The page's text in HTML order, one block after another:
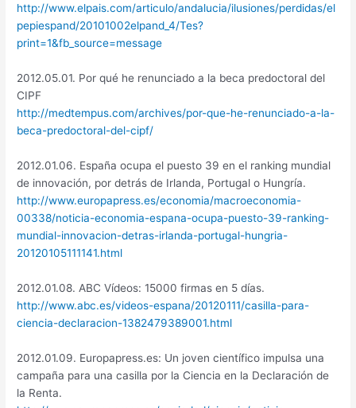
http://www.elpais.com/articulo/andalucia/ilusiones/perdidas/el
pepiespand/20101002elpand_4/Tes?
print=1&fb_source=message
2012.05.01. Por qué he renunciado a la beca predoctoral del
CIPF
http://medtempus.com/archives/por-que-he-renunciado-a-la-
beca-predoctoral-del-cipf/
2012.01.06. España ocupa el puesto 39 en el ranking mundial
de innovación, por detrás de Irlanda, Portugal o Hungría.
http://www.europapress.es/economia/macroeconomia-
00338/noticia-economia-espana-ocupa-puesto-39-ranking-
mundial-innovacion-detras-irlanda-portugal-hungria-
20120105111141.html
2012.01.08. ABC Vídeos: 15000 firmas en 5 días.
http://www.abc.es/videos-espana/20120111/casilla-para-
ciencia-declaracion-1382479389001.html
2012.01.09. Europapress.es: Un joven científico impulsa una
campaña para una casilla por la Ciencia en la Declaración de
la Renta.